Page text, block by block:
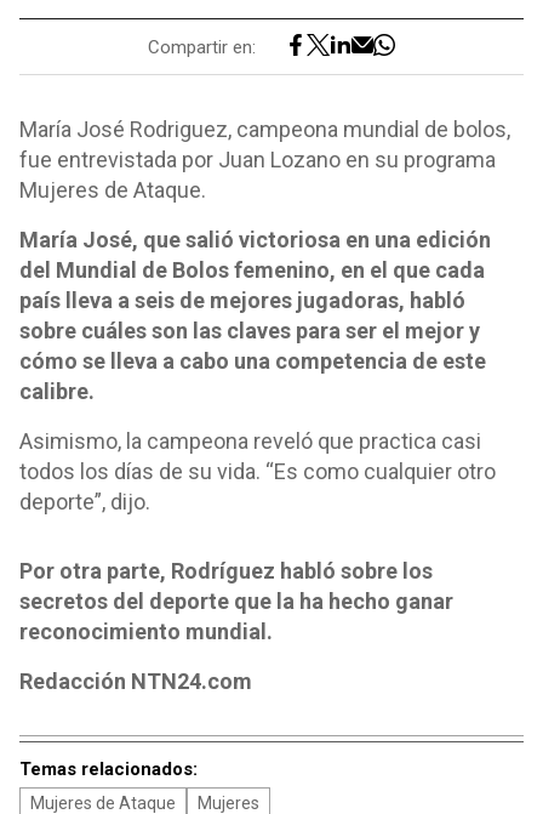
Compartir en:
María José Rodriguez, campeona mundial de bolos,
fue entrevistada por Juan Lozano en su programa
Mujeres de Ataque.
María José, que salió victoriosa en una edición
del Mundial de Bolos femenino, en el que cada
país lleva a seis de mejores jugadoras, habló
sobre cuáles son las claves para ser el mejor y
cómo se lleva a cabo una competencia de este
calibre.
Asimismo, la campeona reveló que practica casi
todos los días de su vida. “Es como cualquier otro
deporte”, dijo.
Por otra parte, Rodríguez habló sobre los
secretos del deporte que la ha hecho ganar
reconocimiento mundial.
Redacción NTN24.com
Temas relacionados:
Mujeres de Ataque Mujeres